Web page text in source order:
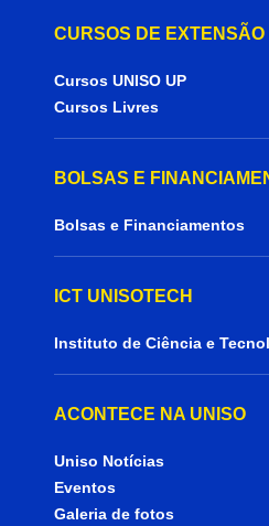
CURSOS DE
Cursos UNISO UP
Cursos Livres
BOLSAS E
Bolsas e Financiamentos
ICT UNISOTECH
Instituto de Ciência e
ACONTECE NA UNISO
Uniso Notícias
Eventos
Galeria de fotos